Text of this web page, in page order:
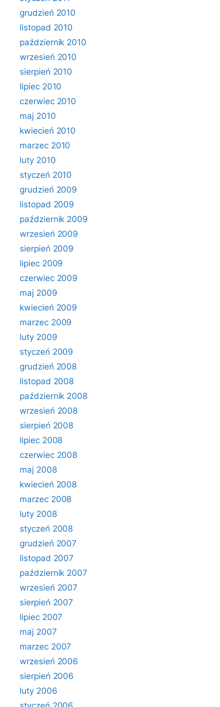
grudzień 2010
listopad 2010
październik 2010
wrzesień 2010
sierpień 2010
lipiec 2010
czerwiec 2010
maj 2010
kwiecień 2010
marzec 2010
luty 2010
styczeń 2010
grudzień 2009
listopad 2009
październik 2009
wrzesień 2009
sierpień 2009
lipiec 2009
czerwiec 2009
maj 2009
kwiecień 2009
marzec 2009
luty 2009
styczeń 2009
grudzień 2008
listopad 2008
październik 2008
wrzesień 2008
sierpień 2008
lipiec 2008
czerwiec 2008
maj 2008
kwiecień 2008
marzec 2008
luty 2008
styczeń 2008
grudzień 2007
listopad 2007
październik 2007
wrzesień 2007
sierpień 2007
lipiec 2007
maj 2007
marzec 2007
wrzesień 2006
sierpień 2006
luty 2006